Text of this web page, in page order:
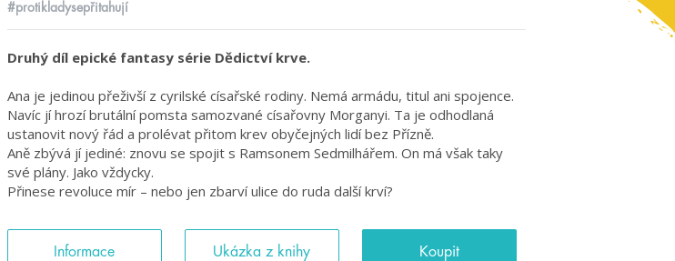
#protikladysepřitahují
Druhý díl epické fantasy série Dědictví krve.
Ana je jedinou přeživší z cyrilské císařské rodiny. Nemá armádu, titul ani spojence.
Navíc jí hrozí brutální pomsta samozvané císařovny Morganyi. Ta je odhodlaná
ustanovit nový řád a prolévat přitom krev obyčejných lidí bez Přízně.
Aně zbývá jí jediné: znovu se spojit s Ramsonem Sedmilhářem. On má však taky
své plány. Jako vždycky.
Přinese revoluce mír – nebo jen zbarví ulice do ruda další krví?
Informace Ukázka z knihy Koupit